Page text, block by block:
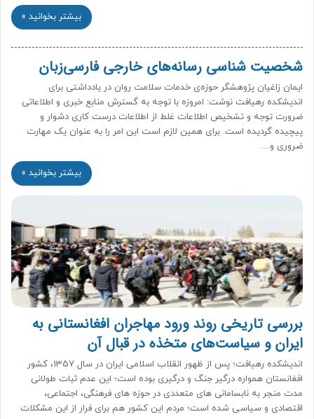
بیشتر بخوانید »
شخصیت شناسی رسانه‌های خارجی فارسی‌زبان
ایمان زاغیان پژوهشگر حوزه‌ی خدمات سلامت روان در یادداشتی برای
اندیشکده رهیافت نوشت: امروزه با توجه به گسترش منابع خبری و اطلاعاتی
ضرورت توجه و تشخیص اطلاعات غلط از اطلاعات درست کاری دشوار و
پیچیده گردیده است. برای همین لازم است این امر را به عنوان یک مهارت
ضروری و…
بیشتر بخوانید »
بررسی تاریخی روند ورود مهاجران افغانستانی به
ایران و سیاست‌های متخذه در قبال آن
اندیشکده رهیافت؛ پس از ظهور انقلاب اسلامی ایران در سال 1357، کشور
افغانستان همواره درگیر جنگ و درگیری بوده است؛ این عدم ثبات طولانی
مدت منجر به نابسامانی های متعددی در حوزه های فرهنگی، اجتماعی،
اقتصادی و سیاسی شده است؛ مردم این کشور هم برای فرار از این مشکلات